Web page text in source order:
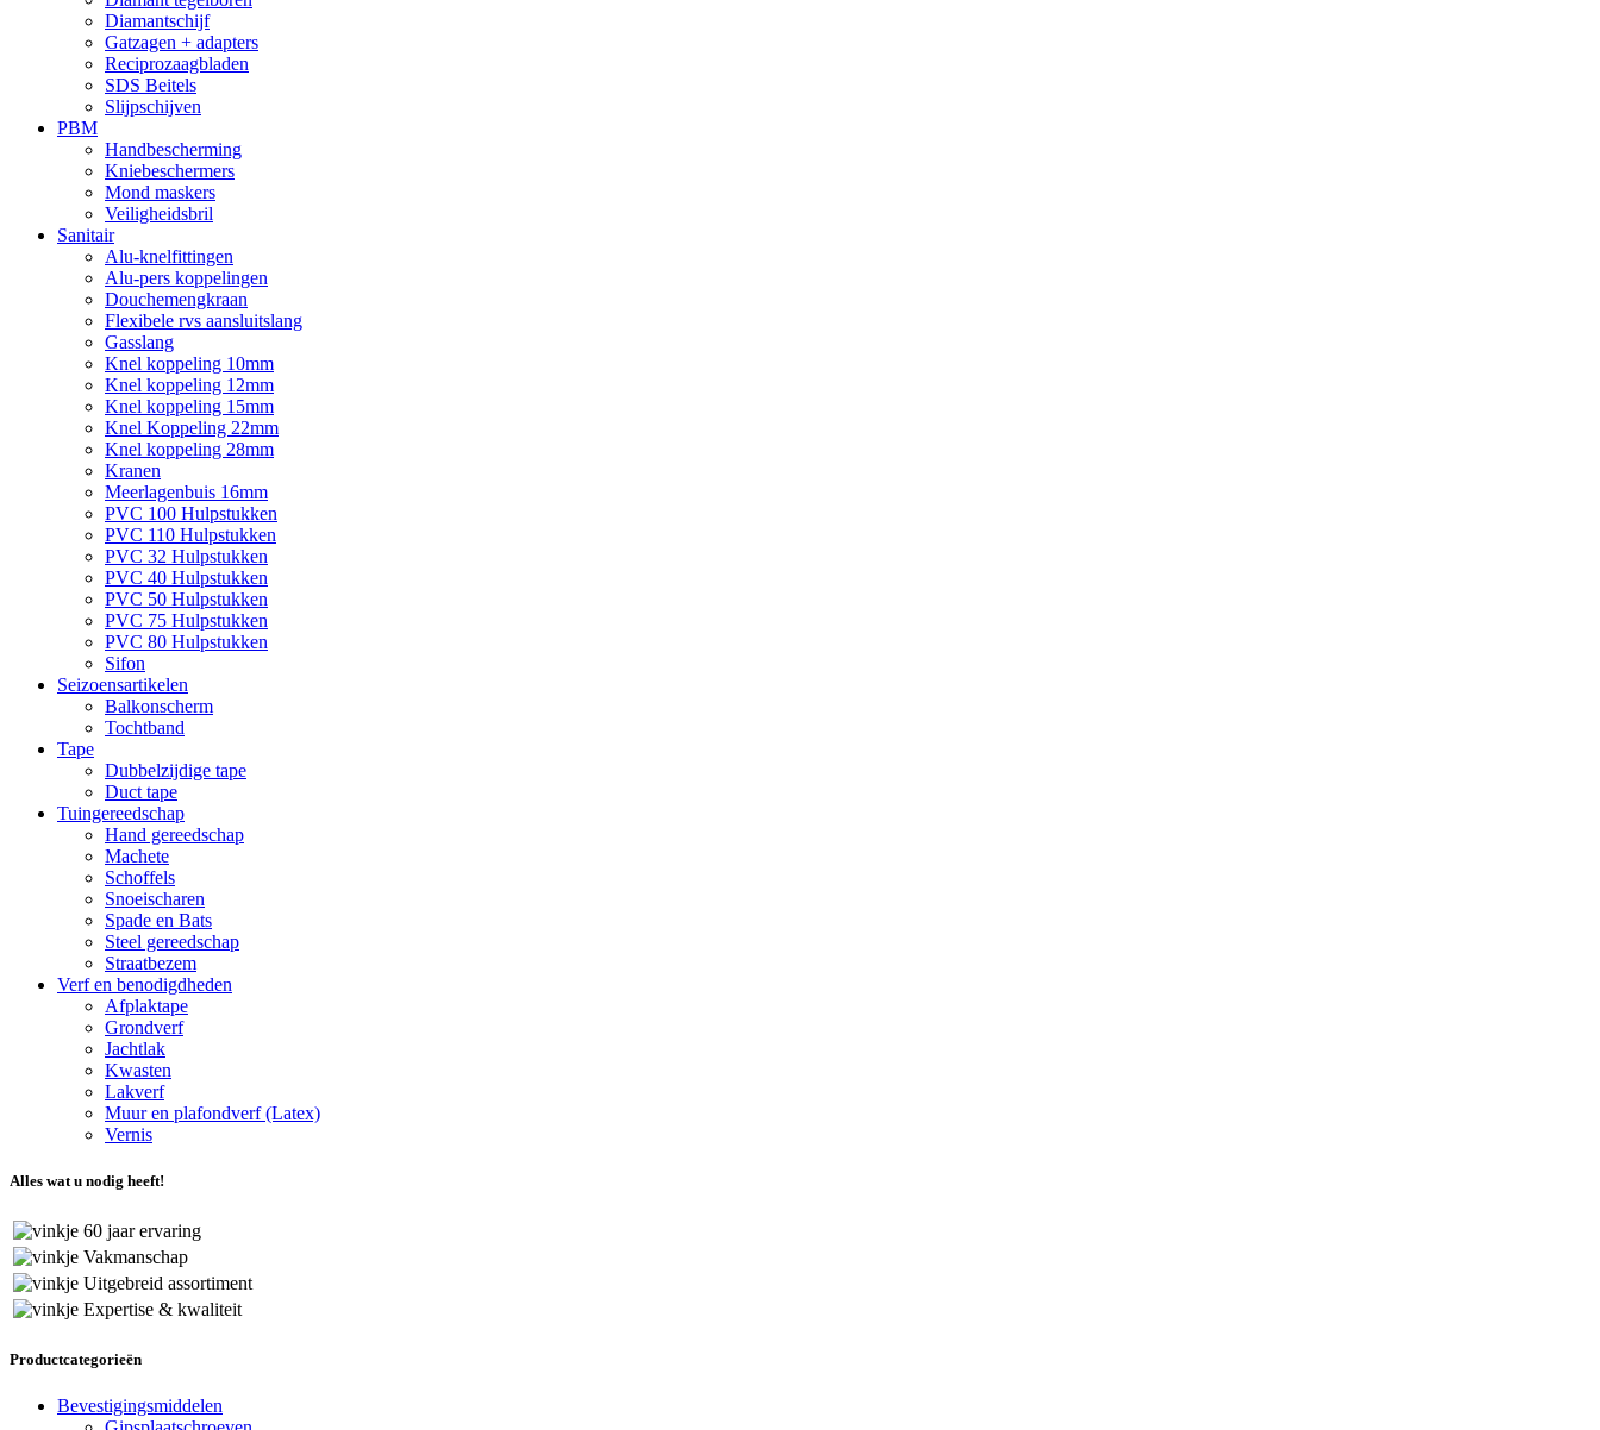
Diamantschijf
Gatzagen + adapters
Reciprozaagbladen
SDS Beitels
Slijpschijven
PBM
Handbescherming
Kniebeschermers
Mond maskers
Veiligheidsbril
Sanitair
Alu-knelfittingen
Alu-pers koppelingen
Douchemengkraan
Flexibele rvs aansluitslang
Gasslang
Knel koppeling 10mm
Knel koppeling 12mm
Knel koppeling 15mm
Knel Koppeling 22mm
Knel koppeling 28mm
Kranen
Meerlagenbuis 16mm
PVC 100 Hulpstukken
PVC 110 Hulpstukken
PVC 32 Hulpstukken
PVC 40 Hulpstukken
PVC 50 Hulpstukken
PVC 75 Hulpstukken
PVC 80 Hulpstukken
Sifon
Seizoensartikelen
Balkonscherm
Tochtband
Tape
Dubbelzijdige tape
Duct tape
Tuingereedschap
Hand gereedschap
Machete
Schoffels
Snoeischaren
Spade en Bats
Steel gereedschap
Straatbezem
Verf en benodigdheden
Afplaktape
Grondverf
Jachtlak
Kwasten
Lakverf
Muur en plafondverf (Latex)
Vernis
Alles wat u nodig heeft!
60 jaar ervaring
Vakmanschap
Uitgebreid assortiment
Expertise & kwaliteit
Productcategorieën
Bevestigingsmiddelen